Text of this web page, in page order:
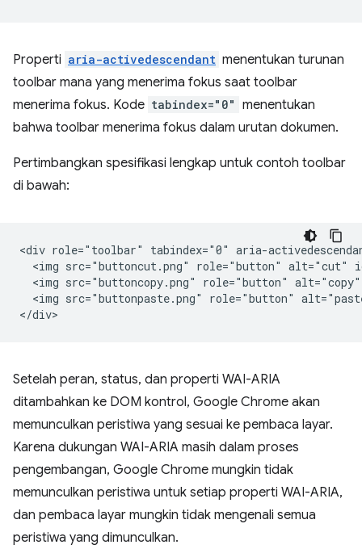
Properti aria-activedescendant menentukan turunan
toolbar mana yang menerima fokus saat toolbar
menerima fokus. Kode tabindex="0" menentukan
bahwa toolbar menerima fokus dalam urutan dokumen.
Pertimbangkan spesifikasi lengkap untuk contoh toolbar
di bawah:
<div role="toolbar" tabindex="0" aria-
<img src="buttoncut.png" role="button" alt="cut"
<img src="buttoncopy.png" role="button"
<img src="buttonpaste.png" role="button"
Setelah peran, status, dan properti WAI-ARIA
ditambahkan ke DOM kontrol, Google Chrome akan
memunculkan peristiwa yang sesuai ke pembaca layar.
Karena dukungan WAI-ARIA masih dalam proses
pengembangan, Google Chrome mungkin tidak
memunculkan peristiwa untuk setiap properti WAI-ARIA,
dan pembaca layar mungkin tidak mengenali semua
peristiwa yang dimunculkan.